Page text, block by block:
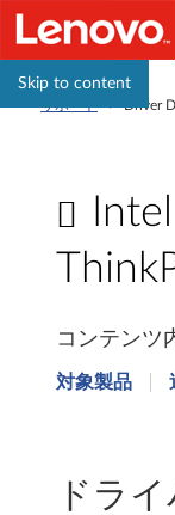
Skip to content
サポート >Driver
n
コンテンツ
対象製品
ドラ